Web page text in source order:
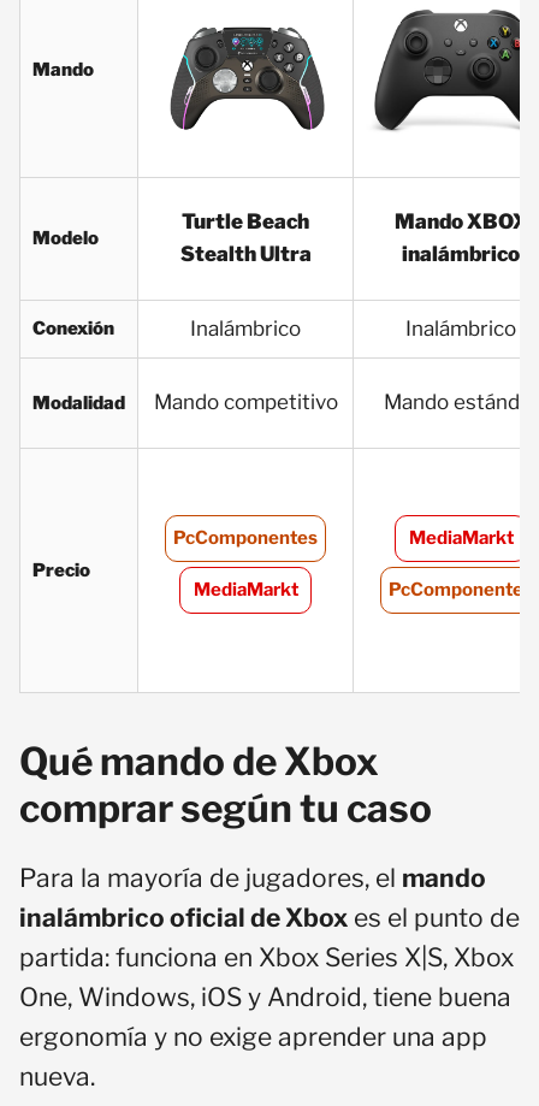
Mando
Modelo
Turtle Beach
Stealth Ultra
Mando XBOX
inalámbrico
Conexión Inalámbrico Inalámbrico
Modalidad Mando competitivo Mando estándar
Precio
PcComponentes
MediaMarkt
MediaMarkt
PcComponentes
Qué mando de Xbox
comprar según tu caso
Para la mayoría de jugadores, el mando
inalámbrico oficial de Xbox es el punto de
partida: funciona en Xbox Series X|S, Xbox
One, Windows, iOS y Android, tiene buena
ergonomía y no exige aprender una app
nueva.